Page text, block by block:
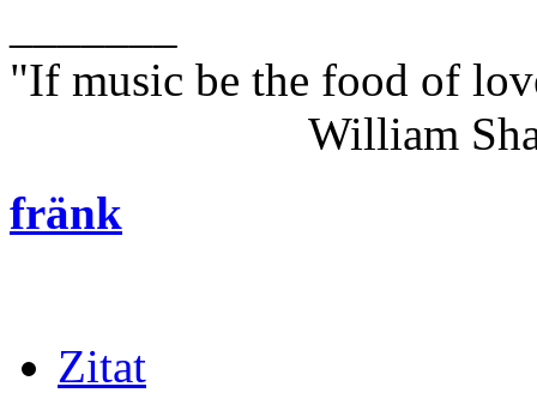
"If music be the food of
William
fränk
Zitat